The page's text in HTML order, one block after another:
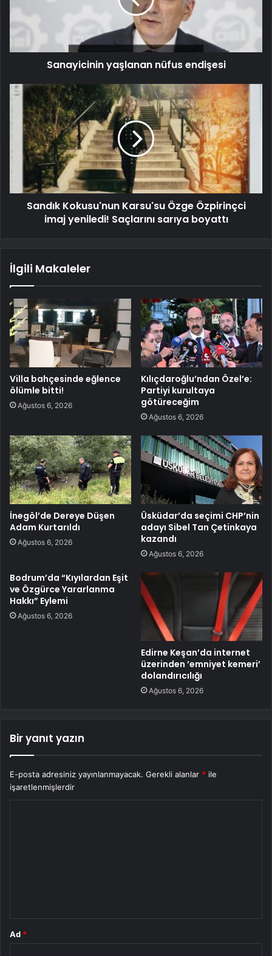
Sanayicinin yaşlanan nüfus endişesi
Sandık Kokusu'nun Karsu'su Özge Özpirinçci
imaj yeniledi! Saçlarını sarıya boyattı
İlgili Makaleler
Villa bahçesinde eğlence
ölümle bitti!
Ağustos 6, 2026
Kılıçdaroğlu’ndan Özel’e:
Partiyi kurultaya
götüreceğim
Ağustos 6, 2026
İnegöl’de Dereye Düşen
Adam Kurtarıldı
Ağustos 6, 2026
Üsküdar’da seçimi CHP’nin
adayı Sibel Tan Çetinkaya
kazandı
Ağustos 6, 2026
Bodrum’da “Kıyılardan Eşit
ve Özgürce Yararlanma
Hakkı” Eylemi
Ağustos 6, 2026
Edirne Keşan’da internet
üzerinden ’emniyet kemeri’
dolandırıcılığı
Ağustos 6, 2026
Bir yanıt yazın
E-posta adresiniz yayınlanmayacak. Gerekli alanlar * ile
işaretlenmişlerdir
Ad *